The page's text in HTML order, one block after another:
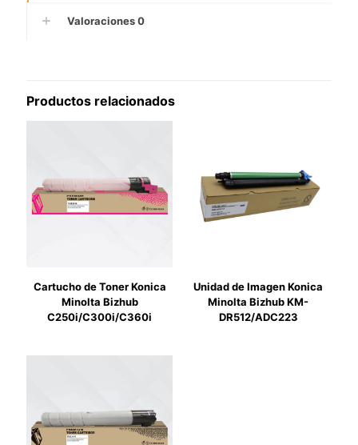
Valoraciones0
Productos relacionados
Cartucho de Toner Konica
Minolta Bizhub
C250i/C300i/C360i
Unidad de Imagen Konica
Minolta Bizhub KM-
DR512/ADC223